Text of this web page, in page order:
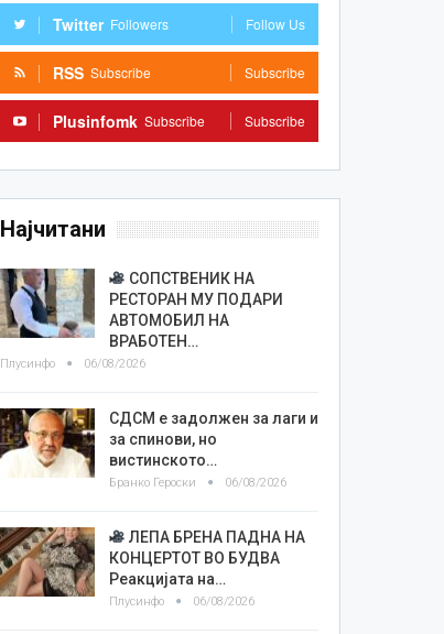
Twitter Followers Follow Us
RSS Subscribe Subscribe
Plusinfomk Subscribe Subscribe
Најчитани
СОПСТВЕНИК НА
РЕСТОРАН МУ ПОДАРИ
АВТОМОБИЛ НА
ВРАБОТЕН…
Плусинфо 06/08/2026
СДСМ е задолжен за лаги и
за спинови, но
вистинското…
Бранко Героски 06/08/2026
ЛЕПА БРЕНА ПАДНА НА
КОНЦЕРТОТ ВО БУДВА
Реакцијата на…
Плусинфо 06/08/2026